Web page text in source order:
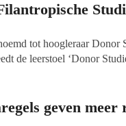
tot hoogleraar Donor
de leerstoel ‘Donor
verschillende contexten.
geven